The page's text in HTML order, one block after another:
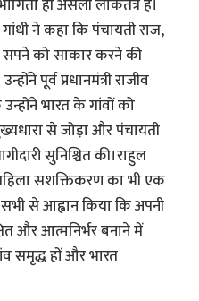
ही असली लोकतंत्र है।
ने कहा कि पंचायती राज,
सपने को साकार करने की
पूर्व प्रधानमंत्री राजीव
भारत के गांवों को
से जोड़ा और पंचायती
सुनिश्चित की।राहुल
सशक्तिकरण का भी एक
सभी से आह्वान किया कि अपनी
और आत्मनिर्भर बनाने में
समृद्ध हों और भारत